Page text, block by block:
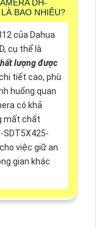
DH-
BAO NHIÊU?
của Dahua
cụ thể là
lượng được
tiết cao, phù
huống quan
có khả
mất chất
SDT5X425-
việc giữ an
gian khác